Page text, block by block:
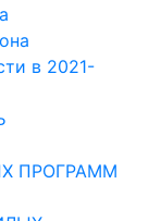
в 2021-
ПРОГРАММ